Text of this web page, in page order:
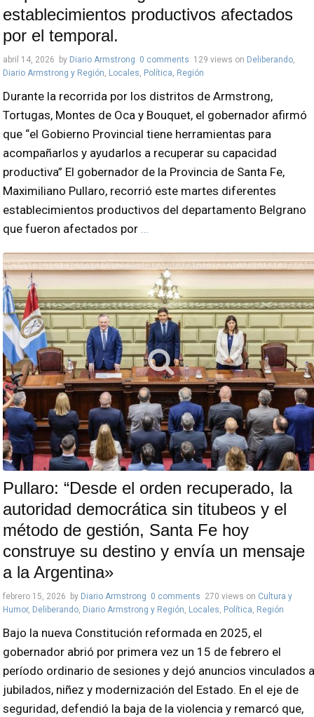
establecimientos productivos afectados
por el temporal.
abril 14, 2026 by Diario Armstrong 0 comments 129 views on Deliberando
Diario Armstrong y Región Locales Política Región
Durante la recorrida por los distritos de Armstrong,
Tortugas, Montes de Oca y Bouquet, el gobernador afirmó
que “el Gobierno Provincial tiene herramientas para
acompañarlos y ayudarlos a recuperar su capacidad
productiva” El gobernador de la Provincia de Santa Fe,
Maximiliano Pullaro, recorrió este martes diferentes
establecimientos productivos del departamento Belgrano
que fueron afectados por
Pullaro: “Desde el orden recuperado, la
autoridad democrática sin titubeos y el
método de gestión, Santa Fe hoy
construye su destino y envía un mensaje
a la Argentina»
febrero 15, 2026 by Diario Armstrong 0 comments 270 views on Cultura y
Humor, Deliberando, Diario Armstrong y Región, Locales, Política, Región
Bajo la nueva Constitución reformada en 2025, el
gobernador abrió por primera vez un 15 de febrero el
período ordinario de sesiones y dejó anuncios vinculados a
jubilados, niñez y modernización del Estado. En el eje de
seguridad, defendió la baja de la violencia y remarcó que,